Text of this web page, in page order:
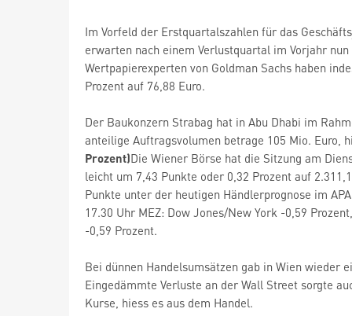
Im Vorfeld der Erstquartalszahlen für das
erwarten nach einem Verlustquartal im Vorjahr
Wertpapierexperten von Goldman Sachs haben
Prozent auf 76,88 Euro.
Der Baukonzern Strabag hat in Abu Dhabi im
anteilige Auftragsvolumen betrage 105 Mio. Euro,
Prozent)Die Wiener Börse hat die Sitzung am
leicht um 7,43 Punkte oder 0,32 Prozent auf
Punkte unter der heutigen Händlerprognose im
17.30 Uhr MEZ: Dow Jones/New York -0,59
-0,59 Prozent.
Bei dünnen Handelsumsätzen gab in Wien wieder
Eingedämmte Verluste an der Wall Street sorgte
Kurse, hiess es aus dem Handel.